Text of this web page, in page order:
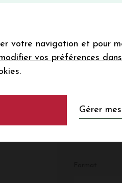
votre navigation et pour
vos préférences
Gérer
LA
j’accepte de recevoir la
Bordeaux.